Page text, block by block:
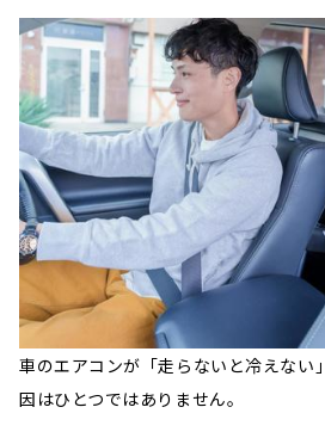
車のエアコンが「走らないと冷えない
因はひとつではありません。